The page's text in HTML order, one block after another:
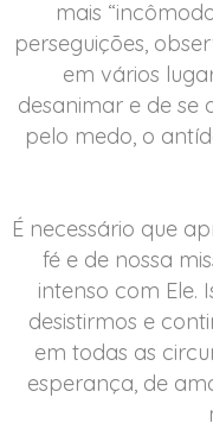
mais
perseguições,
em vários
desanimar e de se
pelo medo, o
É necessário que
fé e de nossa
intenso com Ele.
desistirmos e
em todas as
esperança, de